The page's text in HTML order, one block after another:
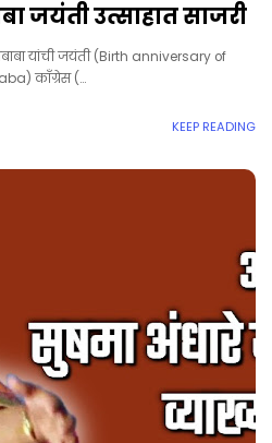
जयंती उत्साहात साजरी
यांची जयंती (Birth anniversary of
काँग्रेस (…
KEEP READING